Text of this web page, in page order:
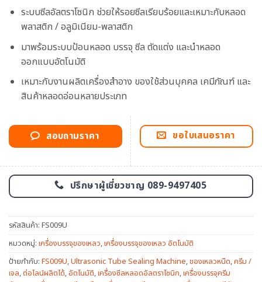
ระบบซีลอัลตราโซนิก ช่วยให้รอยซีลเรียบร้อยและเหมาะกับหลอด
พลาสติก / อลูมิเนียม-พลาสติก
มาพร้อมระบบป้อนหลอด บรรจุ ซีล ตัดแต่ง และนำหลอด
ออกแบบอัตโนมัติ
เหมาะกับงานผลิตเครื่องสำอาง ของใช้ส่วนบุคคล เคมีภัณฑ์ และ
สินค้าหลอดอ่อนหลายประเภท
สอบถามราคา ขอใบเสนอราคา
ปรึกษาผู้เชี่ยวชาญ 089-9497405
รหัสสินค้า: FS009U
หมวดหมู่: เครื่องบรรจุของเหลว,เครื่องบรรจุของเหลว อัตโนมัติ
ป้ายกำกับ: FS009U,Ultrasonic Tube Sealing Machine,ของเหลวหนืด,ครีม /
เจล,ต่อไลน์ผลิตได้,อัตโนมัติ,เครื่องซีลหลอดอัลตราโซนิก,เครื่องบรรจุครีม